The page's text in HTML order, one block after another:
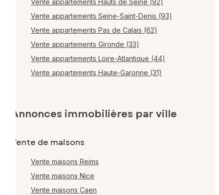
Vente appartements Hauts de Seine (92)
Vente appartements Seine-Saint-Denis (93)
Vente appartements Pas de Calais (62)
Vente appartements Gironde (33)
Vente appartements Loire-Atlantique (44)
Vente appartements Haute-Garonne (31)
Annonces immobilières par ville
Vente de maisons
Vente maisons Reims
Vente maisons Nice
Vente maisons Caen